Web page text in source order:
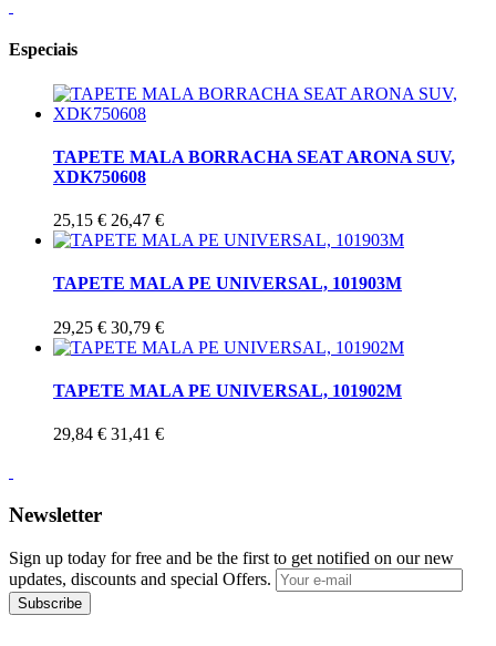
Especiais
TAPETE MALA BORRACHA SEAT ARONA SUV,
XDK750608
25,15 € 26,47 €
TAPETE MALA PE UNIVERSAL, 101903M
29,25 € 30,79 €
TAPETE MALA PE UNIVERSAL, 101902M
29,84 € 31,41 €
Newsletter
Sign up today for free and be the first to get notified on our new
updates, discounts and special Offers.
Subscribe